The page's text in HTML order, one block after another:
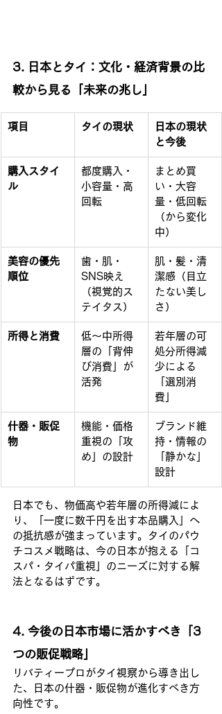
3. 日本とタイ：文化・経済背景の比
較から見る「未来の兆し」
項目 タイの現状
日本の現状
と今後
購入スタイ
ル
都度購入・
小容量・高
回転
まとめ買
い・大容
量・低回転
（から変化
中）
美容の優先
順位
歯・肌・
SNS映え
（視覚的ス
テイタス）
肌・髪・清
潔感（目立
たない美し
さ）
所得と消費
低〜中所得
層の「背伸
び消費」が
活発
若年層の可
処分所得減
少による
「選別消
費」
什器・販促
物
機能・価格
重視の「攻
め」の設計
ブランド維
持・情報の
「静かな」
設計
日本でも、物価高や若年層の所得減によ
り、「一度に数千円を出す本品購入」へ
の抵抗感が強まっています。タイのパウ
チコスメ戦略は、今の日本が抱える「コ
スパ・タイパ重視」のニーズに対する解
法となるはずです。
4. 今後の日本市場に活かすべき「3
つの販促戦略」
リバティープロがタイ視察から導き出し
た、日本の什器・販促物が進化すべき方
向性です。